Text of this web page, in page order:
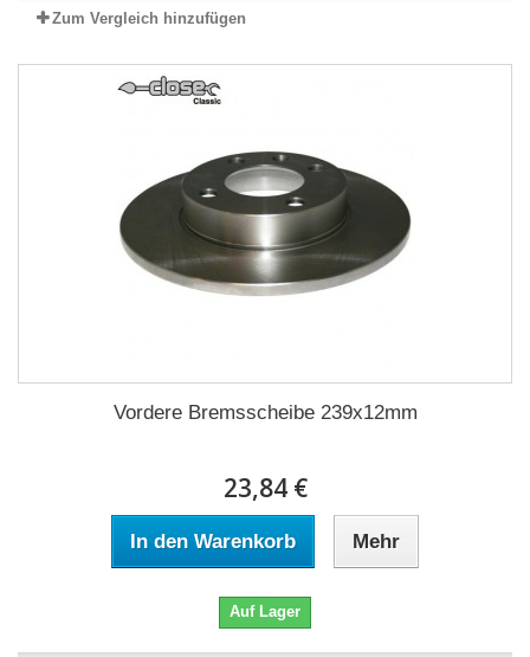
Zum Vergleich hinzufügen
Vordere Bremsscheibe 239x12mm
23,84 €
In den Warenkorb Mehr
Auf Lager